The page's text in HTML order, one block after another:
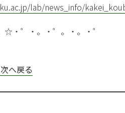
lab/news_info/
゜・。・゜。・。・゜
へ戻る